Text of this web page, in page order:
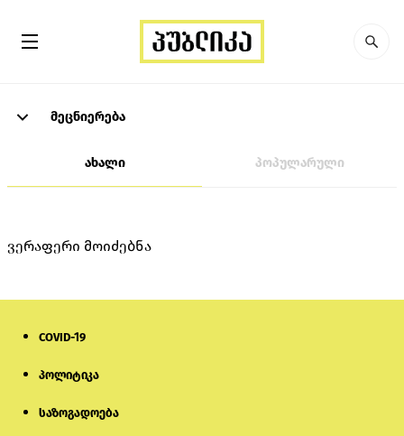
მეცნიერება
ახალი პოპულარული
ვერაფერი მოიძებნა
COVID-19
პოლიტიკა
საზოგადოება